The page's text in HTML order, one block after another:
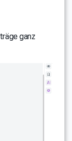
ganz